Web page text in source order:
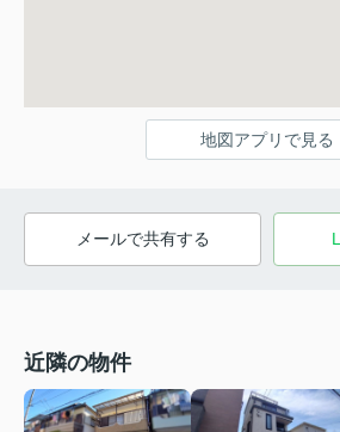
地図アプリで見る
メールで共有する
近隣の物件